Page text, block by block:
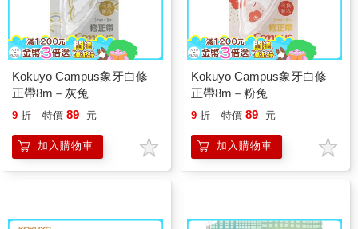
Kokuyo Campus象牙白修
正帶8m－灰兔
9 折 特價 89 元
加入購物車
Kokuyo Campus象牙白修
正帶8m－粉兔
9 折 特價 89 元
加入購物車